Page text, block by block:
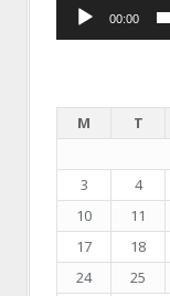
00:00
M
T
3
4
10
11
17
18
24
25